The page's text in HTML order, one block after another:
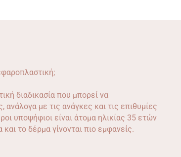
διαδικασία που μπορεί να
ανάλογα με τις ανάγκες και τις επιθυμίες
υποψήφιοι είναι άτομα ηλικίας 35 ετών
το δέρμα γίνονται πιο εμφανείς.